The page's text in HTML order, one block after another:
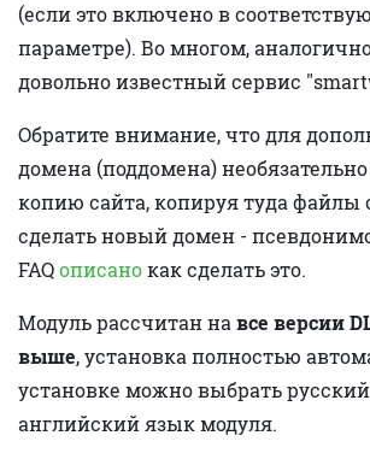
(если это включено в
параметре). Во многом,
довольно известный сервис
Обратите внимание, что для
домена (поддомена) необязательно
копию сайта, копируя туда файлы
сделать новый домен -
FAQописанокак сделать это.
Модуль рассчитан навсе версии
выше, установка полностью
установке можно выбрать
английский язык модуля.